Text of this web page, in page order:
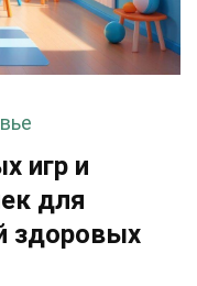
игр и
для
здоровых